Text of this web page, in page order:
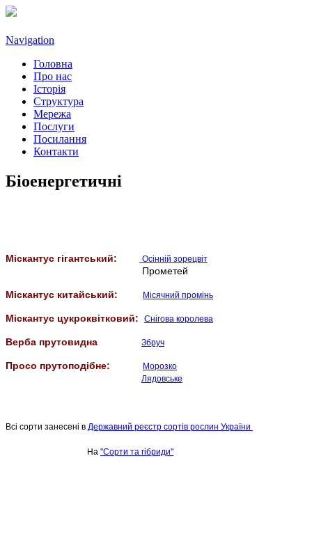
Navigation
Головна
Про нас
Історія
Структура
Мережа
Послуги
Посилання
Контакти
Біоенергетичні
Міскантус гігантський: Осінній зорецвіт
Прометей
Міскантус китайський: Місячний промінь
Міскантус цукроквітковий: Снігова королева
Верба прутовидна Збруч
Просо прутоподібне:
Морозко
Лядовське
Всі сорти занесені в Державний реєстр сортів рослин України
На "Сорти та гібриди"